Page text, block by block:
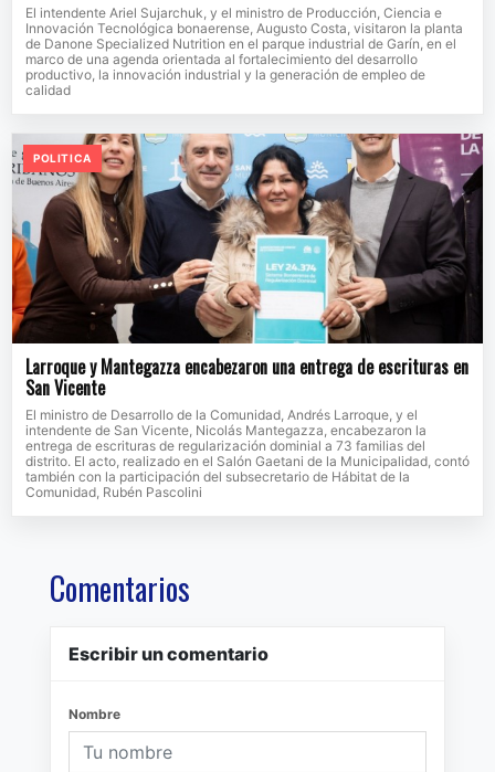
El intendente Ariel Sujarchuk, y el ministro de Producción, Ciencia e
Innovación Tecnológica bonaerense, Augusto Costa, visitaron la planta
de Danone Specialized Nutrition en el parque industrial de Garín, en el
marco de una agenda orientada al fortalecimiento del desarrollo
productivo, la innovación industrial y la generación de empleo de
calidad
POLITICA
Larroque y Mantegazza encabezaron una entrega de escrituras en
San Vicente
El ministro de Desarrollo de la Comunidad, Andrés Larroque, y el
intendente de San Vicente, Nicolás Mantegazza, encabezaron la
entrega de escrituras de regularización dominial a 73 familias del
distrito. El acto, realizado en el Salón Gaetani de la Municipalidad, contó
también con la participación del subsecretario de Hábitat de la
Comunidad, Rubén Pascolini
Comentarios
Escribir un comentario
Nombre